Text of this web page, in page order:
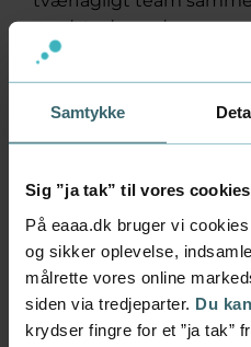
Samtykke
Sig ”ja tak” til vores cookies
På eaaa.dk bruger vi
og sikker oplevelse,
målrette vores online
siden via tredjeparter. Du
krydser fingre for et ”ja tak”
medstuderende.
udviklingstendenser og
og ud fra disse
implementeres hjemme
Gennem kurset får du
din egen rolle og
tværfaglige teams som
medarbejder. Du får
teams og dermed